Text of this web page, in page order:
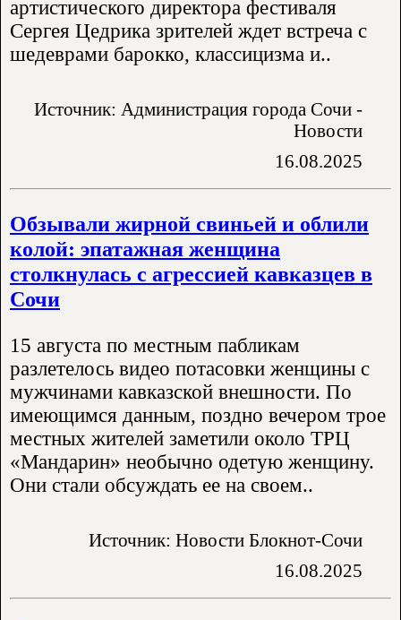
артистического директора фестиваля
Сергея Цедрика зрителей ждет встреча с
шедеврами барокко, классицизма и..
Источник: Администрация города Сочи -
Новости
16.08.2025
Обзывали жирной свиньей и облили
колой: эпатажная женщина
столкнулась с агрессией кавказцев в
Сочи
15 августа по местным пабликам
разлетелось видео потасовки женщины с
мужчинами кавказской внешности. По
имеющимся данным, поздно вечером трое
местных жителей заметили около ТРЦ
«Мандарин» необычно одетую женщину.
Они стали обсуждать ее на своем..
Источник: Новости Блокнот-Сочи
16.08.2025